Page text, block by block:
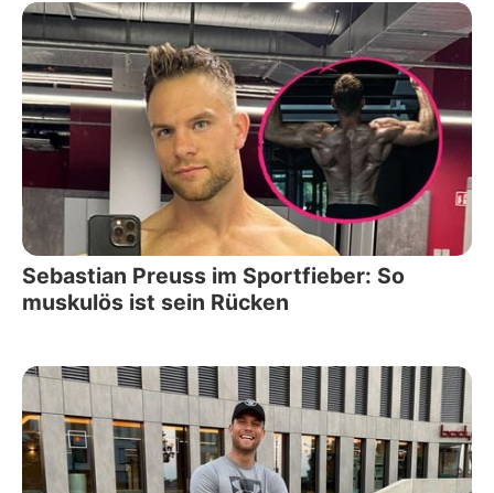
Sebastian Preuss im Sportfieber: So
muskulös ist sein Rücken